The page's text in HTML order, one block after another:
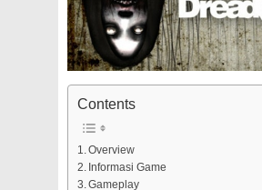
Contents
Overview
Informasi Game
Gameplay